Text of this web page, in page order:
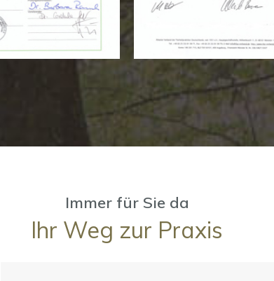
Immer für Sie da
Ihr Weg zur Praxis